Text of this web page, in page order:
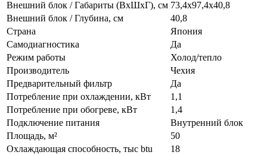
Внешний блок / Габариты (ВхШхГ), см 73,4x97,4x40,8
Внешний блок / Глубина, см
40,8
Страна
Япония
Самодиагностика
Да
Режим работы
Холод/тепло
Производитель
Чехия
Предварительный фильтр
Да
Потребление при охлаждении, кВт
1,1
Потребление при обогреве, кВт
1,4
Подключение питания
Внутренний блок
Площадь, м²
50
Охлаждающая способность, тыс btu
18